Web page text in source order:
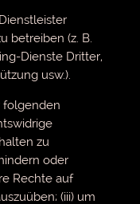
betreiben (z. B.
Dienste Dritter,
usw.).
folgenden
zu
oder
Rechte auf
(iii) um